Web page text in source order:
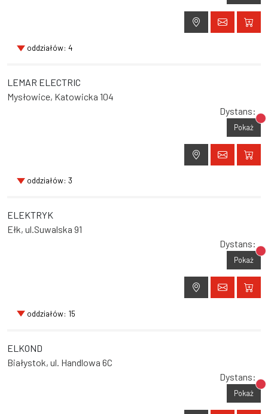
oddziałów: 4
LEMAR ELECTRIC
Mysłowice, Katowicka 104
Dystans:
Pokaż
oddziałów: 3
ELEKTRYK
Ełk, ul.Suwalska 91
Dystans:
Pokaż
oddziałów: 15
ELKOND
Białystok, ul. Handlowa 6C
Dystans:
Pokaż